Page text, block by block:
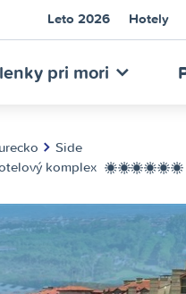
Leto 2026 Hotely
pri mori
Side
komplex
******